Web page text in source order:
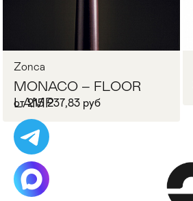
Zonca
MONACO – FLOOR
LAMP
от 215 237,83 руб